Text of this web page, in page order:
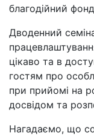
благодійний
Дводенний
цікаво та в
гостям про
при прийомі на
досвідом та
Нагадаємо, що